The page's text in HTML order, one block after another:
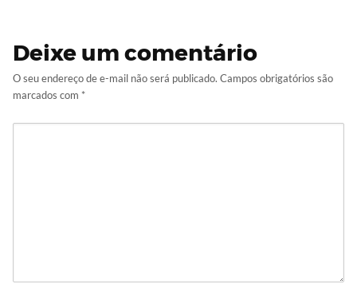
Deixe um comentário
O seu endereço de e-mail não será publicado. Campos obrigatórios são
marcados com *